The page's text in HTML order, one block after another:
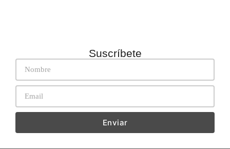
Suscríbete
Enviar